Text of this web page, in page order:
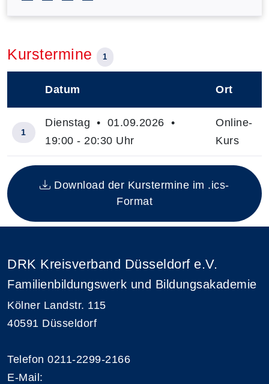
Kurstermine 1
Insgesamt gibt es 1 Termine zum diesen Kurs
Datum Ort
1
Dienstag • 01.09.2026 •
19:00 - 20:30 Uhr
Online-
Kurs
Download der Kurstermine im .ics-
Format
DRK Kreisverband Düsseldorf e.V.
Familienbildungswerk und Bildungsakademie
Kölner Landstr. 115
40591 Düsseldorf
Telefon 0211-2299-2166
E-Mail: